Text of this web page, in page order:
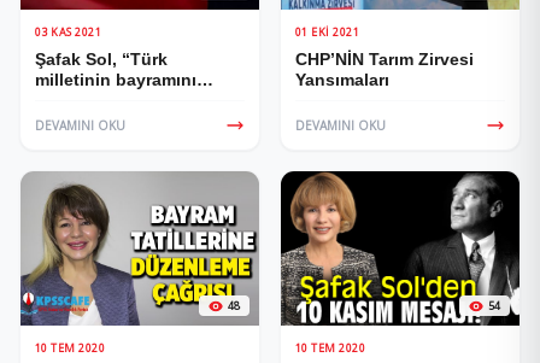
03 KAS 2021
Şafak Sol, “Türk
milletinin bayramını
DEVAMINI OKU
01 EKI 2021
CHP’NİN Tarım Zirvesi
Yansımaları
DEVAMINI OKU
48
10 TEM 2020
54
10 TEM 2020